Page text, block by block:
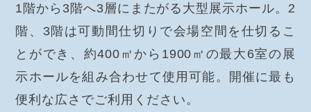
1階から3階へ3層にまたがる大型展示ホール。2
階、3階は可動間仕切りで会場空間を仕切るこ
とができ、約400㎡から1900㎡の最大6室の展
示ホールを組み合わせて使用可能。開催に最も
便利な広さでご利用ください。